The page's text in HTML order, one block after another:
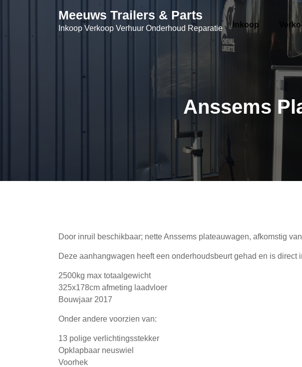
Meeuws Trailers & Parts
Inkoop Verkoop Verhuur Onderhoud Reparatie Inkoop
Anssems
Door inruil beschikbaar; nette Anssems plateauwagen, afkomstig
Deze aanhangwagen heeft een onderhoudsbeurt gehad en is
2500kg max totaalgewicht
325x178cm afmeting laadvloer
Bouwjaar 2017
Onder andere voorzien van:
13 polige verlichtingsstekker
Opklapbaar neuswiel
Voorhek